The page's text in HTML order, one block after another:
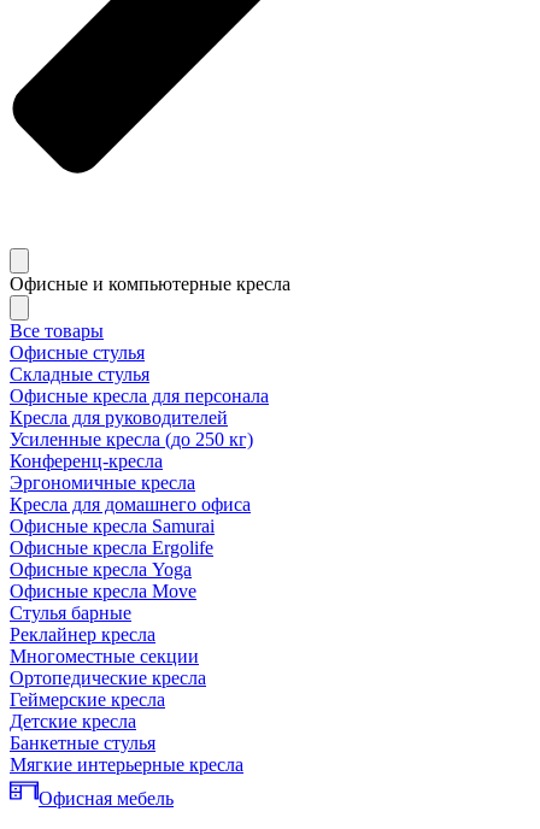
Офисные и компьютерные кресла
Все товары
Офисные стулья
Складные стулья
Офисные кресла для персонала
Кресла для руководителей
Усиленные кресла (до 250 кг)
Конференц-кресла
Эргономичные кресла
Кресла для домашнего офиса
Офисные кресла Samurai
Офисные кресла Ergolife
Офисные кресла Yoga
Офисные кресла Move
Стулья барные
Реклайнер кресла
Многоместные секции
Ортопедические кресла
Геймерские кресла
Детские кресла
Банкетные стулья
Мягкие интерьерные кресла
Офисная мебель